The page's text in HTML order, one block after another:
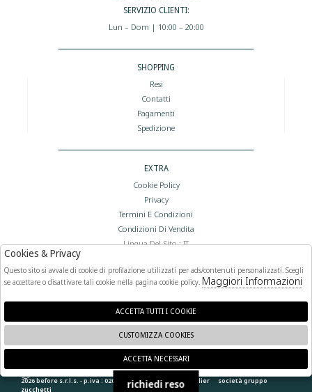
SERVIZIO CLIENTI:
Lun – Dom | 10:00 – 20:00
SHOPPING
Resi
Contatti
Pagamenti
Spedizione
EXTRA
Cookie Policy
Privacy
Termini E Condizioni
Condizioni Di Vendita
Lingua Del Sito : IT
FOLLOW US
2026 before s.r.l.s. - p.iva : 02066400892 powered by atelier società gruppo
zucchetti
🍪
richiedi reso
Cookies & Privacy
Questo sito si avvale di cookie di profilazione utilizzati per ads/contenuti personalizzati. Scegli
se accettare o disattivare tali cookie nella pagina cookie policy. Maggiori Informazioni
ACCETTA TUTTI I COOKIE
CUSTOMIZZA COOKIES
ACCETTA NECESSARI